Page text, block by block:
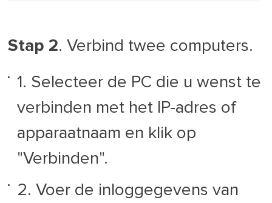
Stap 2. Verbind twee computers.
1. Selecteer de PC die u wenst te
verbinden met het IP-adres of
apparaatnaam en klik op
"Verbinden".
2. Voer de inloggegevens van